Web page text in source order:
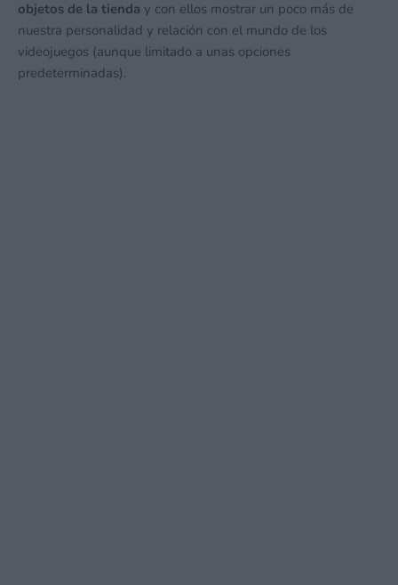
objetos de la tienda y con ellos mostrar un poco más de
nuestra personalidad y relación con el mundo de los
videojuegos (aunque limitado a unas opciones
predeterminadas).